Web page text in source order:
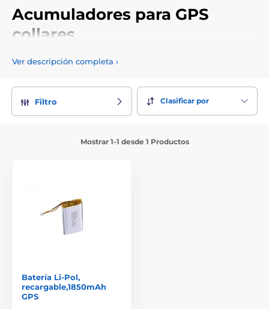
Acumuladores para GPS
collares
Hemos preparado para usted pilas de calidad y probadas
Ver descripción completa ›
Filtro Clasificar por
Mostrar 1-1 desde 1 Productos
Batería Li-Pol,
recargable,1850mAh
GPS